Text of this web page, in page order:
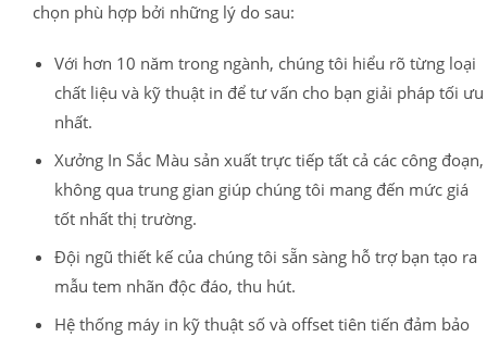
chọn phù hợp bởi những lý do sau:
Với hơn 10 năm trong ngành, chúng tôi hiểu rõ từng loại
chất liệu và kỹ thuật in để tư vấn cho bạn giải pháp tối ưu
nhất.
Xưởng In Sắc Màu sản xuất trực tiếp tất cả các công đoạn,
không qua trung gian giúp chúng tôi mang đến mức giá
tốt nhất thị trường.
Đội ngũ thiết kế của chúng tôi sẵn sàng hỗ trợ bạn tạo ra
mẫu tem nhãn độc đáo, thu hút.
Hệ thống máy in kỹ thuật số và offset tiên tiến đảm bảo